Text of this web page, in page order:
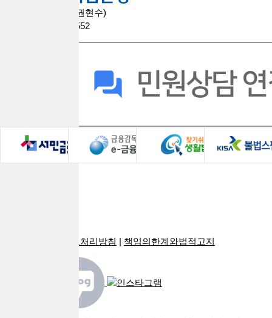
브라더스대부중개(권현수)
팩스 : 0508-9609-2552
개인정보처리방침 | 책임의한계와법적고지